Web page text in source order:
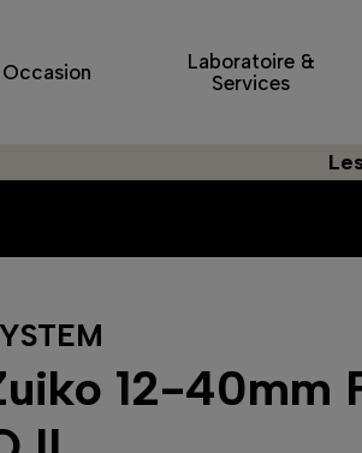
Occasion
Laboratoire &
Services
Les sacs
12-40mm